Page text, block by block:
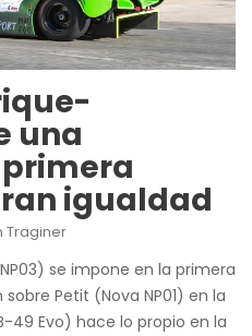
una
igualdad
Traginer
se impone en la primera
Petit (Nova NP01) en la
49 Evo) hace lo propio en la